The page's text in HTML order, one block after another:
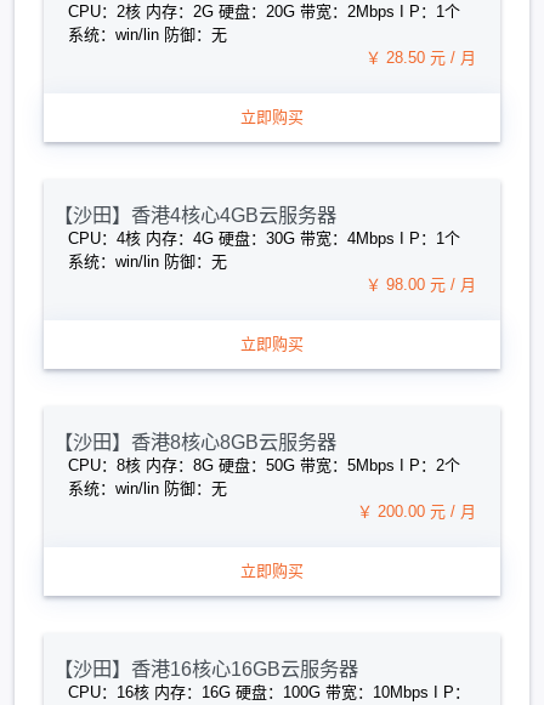
CPU：2核 内存：2G 硬盘：20G 带宽：2Mbps I P：1个
系统：win/lin 防御：无
￥ 28.50 元 / 月
立即购买
【沙田】香港4核心4GB云服务器
CPU：4核 内存：4G 硬盘：30G 带宽：4Mbps I P：1个
系统：win/lin 防御：无
￥ 98.00 元 / 月
立即购买
【沙田】香港8核心8GB云服务器
CPU：8核 内存：8G 硬盘：50G 带宽：5Mbps I P：2个
系统：win/lin 防御：无
￥ 200.00 元 / 月
立即购买
【沙田】香港16核心16GB云服务器
CPU：16核 内存：16G 硬盘：100G 带宽：10Mbps I P：